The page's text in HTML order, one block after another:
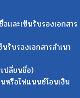
เละเซ็นรับรองเอกสาร
รับรองเอกสารสำเนา
ปลี่ยนชื่อ)
หรือไฟแนนซ์โอนเงิน